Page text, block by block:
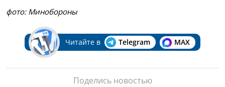
фото: Минобороны
Читайте в Telegram MAX
Поделись новостью